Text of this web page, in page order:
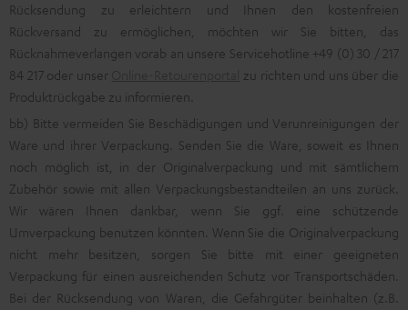
Rücksendung zu erleichtern und Ihnen den kostenfreien
Rückversand zu ermöglichen, möchten wir Sie bitten, das
Rücknahmeverlangen vorab an unsere Servicehotline +49 (0) 30 / 217
84 217 oder unser
zu richten und uns über die
Produktrückgabe zu informieren.
bb) Bitte vermeiden Sie Beschädigungen und Verunreinigungen der
Ware und ihrer Verpackung. Senden Sie die Ware, soweit es Ihnen
noch möglich ist, in der Originalverpackung und mit sämtlichem
Zubehör sowie mit allen Verpackungsbestandteilen an uns zurück.
Wir wären Ihnen dankbar, wenn Sie ggf. eine schützende
Umverpackung benutzen könnten. Wenn Sie die Originalverpackung
nicht mehr besitzen, sorgen Sie bitte mit einer geeigneten
Verpackung für einen ausreichenden Schutz vor Transportschäden.
Bei der Rücksendung von Waren, die Gefahrgüter beinhalten (z.B.